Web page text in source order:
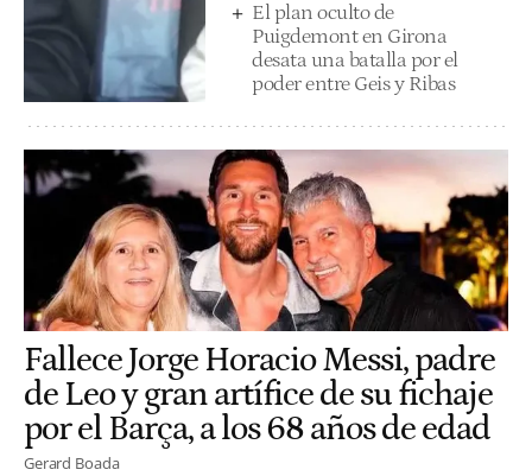
El plan oculto de
Puigdemont en Girona
desata una batalla por el
poder entre Geis y Ribas
Fallece Jorge Horacio Messi, padre
de Leo y gran artífice de su fichaje
por el Barça, a los 68 años de edad
Gerard Boada